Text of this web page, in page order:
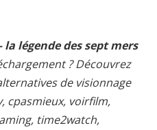
la légende des sept mers
? Découvrez
de visionnage
cpasmieux, voirfilm,
time2watch,